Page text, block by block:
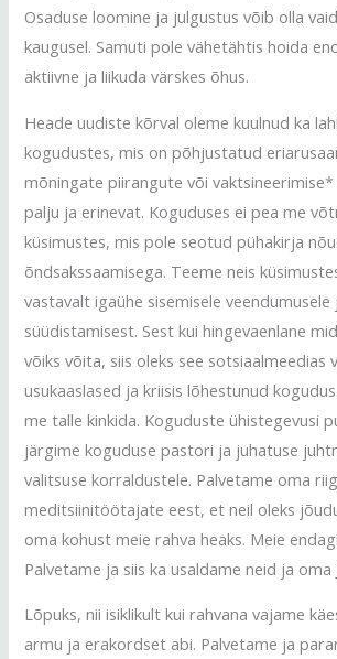
Osaduse loomine ja julgustus võib olla
kaugusel. Samuti pole vähetähtis hoida
aktiivne ja liikuda värskes õhus.
Heade uudiste kõrval oleme kuulnud ka
kogudustes, mis on põhjustatud
mõningate piirangute või
palju ja erinevat. Koguduses ei pea me
küsimustes, mis pole seotud pühakirja
õndsakssaamisega. Teeme neis
vastavalt igaühe sisemisele
süüdistamisest. Sest kui hingevaenlane
võiks võita, siis oleks see sotsiaalmeedias
usukaaslased ja kriisis lõhestunud
me talle kinkida. Koguduste ühistegevusi
järgime koguduse pastori ja juhatuse
valitsuse korraldustele. Palvetame oma
meditsiinitöötajate eest, et neil oleks
oma kohust meie rahva heaks. Meie
Palvetame ja siis ka usaldame neid ja oma
Lõpuks, nii isiklikult kui rahvana vajame
armu ja erakordset abi. Palvetame ja